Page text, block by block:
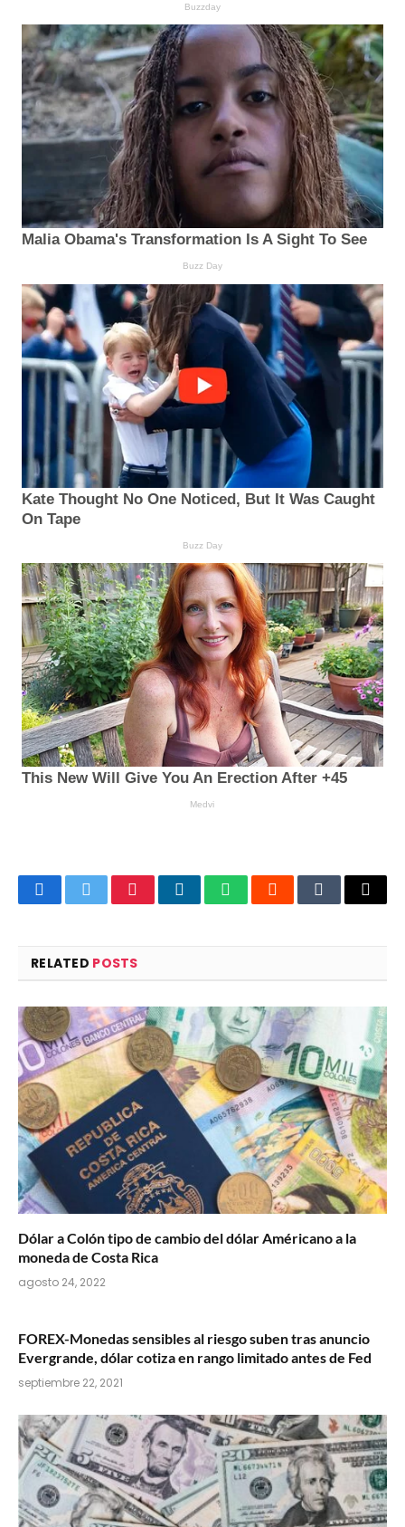
FacebookTwitterPinterestLinkedInWhatsAppRedditTumblrEmail
RELATED POSTS
Dólar a Colón tipo de cambio del dólar Américano a la
moneda de Costa Rica
agosto 24, 2022
FOREX-Monedas sensibles al riesgo suben tras anuncio
Evergrande, dólar cotiza en rango limitado antes de Fed
septiembre 22, 2021